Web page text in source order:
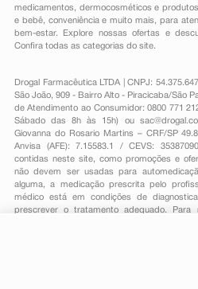
medicamentos , dermocosméticos e
e bebê, conveniênciae muito mais, para
bem-estar. Explore nossas ofertas e
Confira todas as categorias do site.
Drogal Farmacêutica LTDA | CNPJ:
São João, 909 - Bairro Alto - Piracicaba/São
de Atendimento ao Consumidor: 0800 771
Sábado das 8h às 15h) ou
Giovanna do Rosario Martins – CRF/SP
Anvisa (AFE): 7.15583.1 / CEVS:
contidas neste site, como promoções e
não devem ser usadas para
alguma, a medicação prescrita pelo
médico está em condições de
prescrever o tratamento adequado. Para